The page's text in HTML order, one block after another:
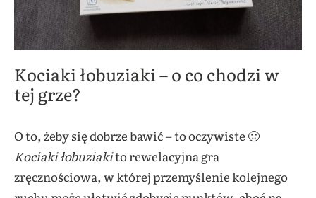
Kociaki łobuziaki – o co chodzi w
tej grze?
O to, żeby się dobrze bawić – to oczywiste 🙂
Kociaki łobuziakito rewelacyjna gra
zręcznościowa, w której przemyślenie kolejnego